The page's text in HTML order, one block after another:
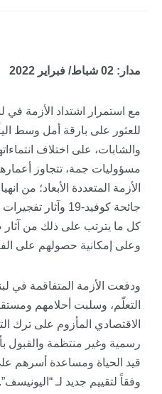
مدار: 02 شباط/ فبراير 2022
مع استمرار اشتداد الأزمة في
للعثور على بارقة أمل وسط
والشابات، على اختلاف
مسؤوليات جمة، تتجاوز
الأزمة المتعددة الأبعاد؛ من
كل ما يترتب على ذلك من
وعلى إمكانية حصولهم على
ودفعت الأزمة المتفاقمة في
التعلّم، وسلبت أحلامهم
الاقتصادي المأزوم على ترك
رسمية وغير منتظمة والقبول
قيد الحياة ومساعدة أسرهم
وفقاً لتقييم جديد لـ “اليونيسف”.